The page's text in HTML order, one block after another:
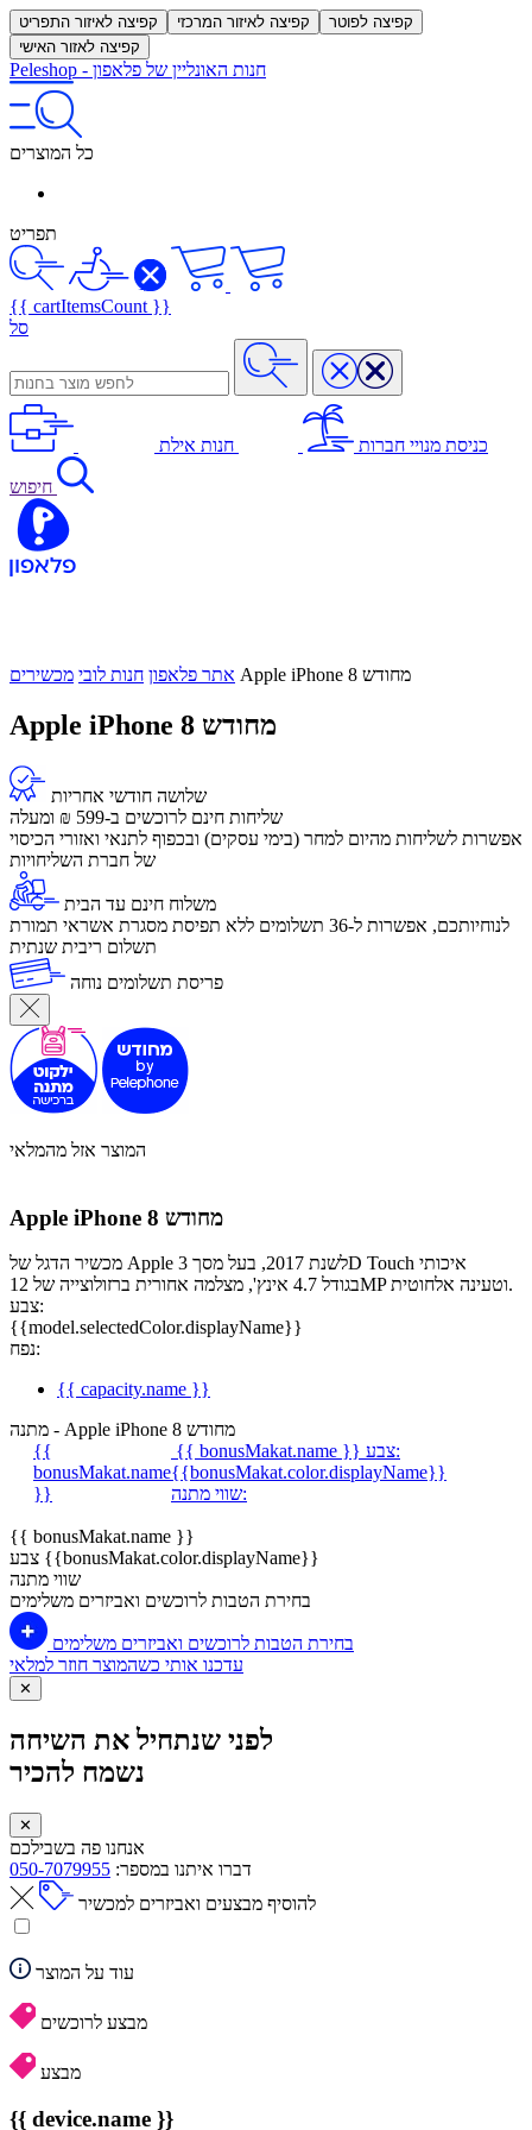
קפיצה לאיזור התפריט קפיצה לאיזור המרכזי
קפיצה לפוטר
קפיצה לאזור האישי
Peleshop - חנות האונליין של פלאפון
כל המוצרים
תפריט
{{ cartItemsCount }}
סל
כניסת מנויי חברות חנות אילת
חיפוש
אתר פלאפון חנות לובי מכשירים Apple iPhone 8 מחודש
Apple iPhone 8 מחודש
שלושה חודשי אחריות
שליחות חינם לרוכשים ב-599 ₪ ומעלה
​אפשרות לשליחות מהיום למחר (בימי עסקים) ובכפוף לתנאי ואזורי הכיסוי
של חברת השליחויות
משלוח חינם עד הבית
לנוחיותכם, אפשרות ל-36 תשלומים ללא תפיסת מסגרת אשראי תמורת
תשלום ריבית שנתית
פריסת תשלומים נוחה
המוצר אזל מהמלאי
Apple iPhone 8 מחודש
מכשיר הדגל של Apple לשנת 2017, בעל מסך 3D Touch איכותי
בגודל 4.7 אינץ', מצלמה אחורית ברזולוצייה של 12MP וטעינה אלחוטית.
צבע:
{{model.selectedColor.displayName}}
נפח:
{{ capacity.name }}
מתנה - Apple iPhone 8 מחודש
{{
bonusMakat.name
}}
{{ bonusMakat.name }}
צבע:
{{bonusMakat.color.displayName}}
שווי מתנה:
{{ bonusMakat.name }}
צבע {{bonusMakat.color.displayName}}
שווי מתנה
בחירת הטבות לרוכשים ואביזרים משלימים
בחירת הטבות לרוכשים ואביזרים משלימים
עדכנו אותי כשהמוצר חוזר למלאי
✕
לפני שנתחיל את השיחה
נשמח להכיר
✕
אנחנו פה בשבילכם
דברו איתנו במספר: 050-7079955
להוסיף מבצעים ואביזרים למכשיר
עוד על המוצר
מבצע לרוכשים
מבצע
{{ device.name }}